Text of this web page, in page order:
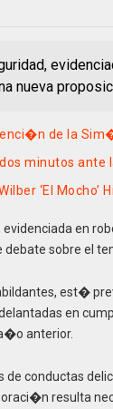
nueva
de la
minutos
‘El Mocho’
en
sobre el
est�
en
anterior.
conductas
resulta